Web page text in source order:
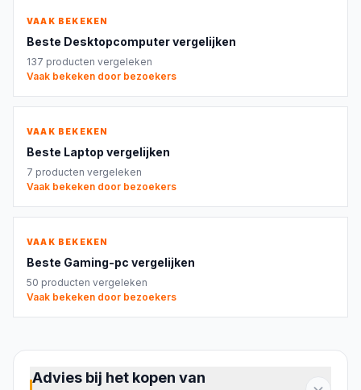
VAAK BEKEKEN
Beste Desktopcomputervergelijken
137 producten vergeleken
Vaak bekeken door bezoekers
VAAK BEKEKEN
Beste Laptop vergelijken
7 producten vergeleken
Vaak bekeken door bezoekers
VAAK BEKEKEN
Beste Gaming-pc vergelijken
50 producten vergeleken
Vaak bekeken door bezoekers
Advies bij het kopen van